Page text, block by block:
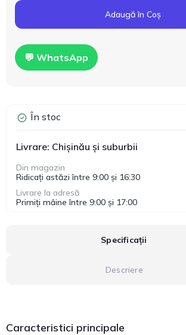
Adaugă în Coș
💬 WhatsApp
În stoc
Livrare: Chișinău și suburbii
Din magazin
Ridicați astăzi între 9:00 și 16:30
Livrare la adresă
Primiți mâine între 9:00 și 17:00
Specificații
Descriere
Caracteristici principale